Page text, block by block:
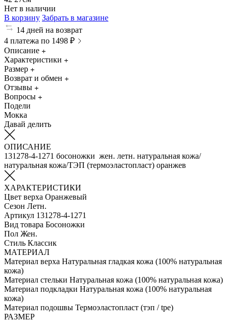
Нет в наличии
В корзину Забрать в магазине
14 дней на возврат
4 платежа по 1498 ₽
Описание
Характеристики
Размер
Возврат и обмен
Отзывы
Вопросы
Подели
Мокка
Давай делить
ОПИСАНИЕ
131278-4-1271 босоножки жен. летн. натуральная кожа/
натуральная кожа/ТЭП (термоэластопласт) оранжев
ХАРАКТЕРИСТИКИ
Цвет верха Оранжевый
Сезон Летн.
Артикул 131278-4-1271
Вид товара Босоножки
Пол Жен.
Стиль Классик
МАТЕРИАЛ
Материал верха Натуральная гладкая кожа (100% натуральная
кожа)
Материал стельки Натуральная кожа (100% натуральная кожа)
Материал подкладки Натуральная кожа (100% натуральная
кожа)
Материал подошвы Термоэластопласт (тэп / tpe)
РАЗМЕР